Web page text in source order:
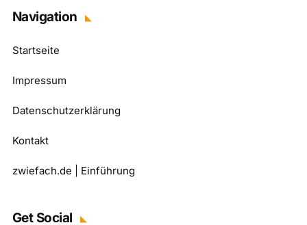
Navigation
Startseite
Impressum
Datenschutzerklärung
Kontakt
zwiefach.de | Einführung
Get Social